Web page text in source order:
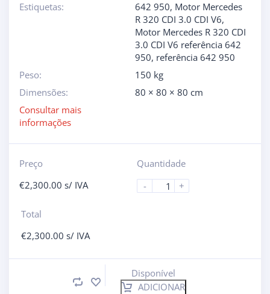
Estiquetas:
642 950, Motor Mercedes
R 320 CDI 3.0 CDI V6,
Motor Mercedes R 320 CDI
3.0 CDI V6 referência 642
950, referência 642 950
Peso:
150 kg
Dimensões:
80 × 80 × 80 cm
Consultar mais
informações
Preço
€2,300.00 s/ IVA
Quantidade
-
+
Total
€2,300.00 s/ IVA
Disponível
ADICIONAR